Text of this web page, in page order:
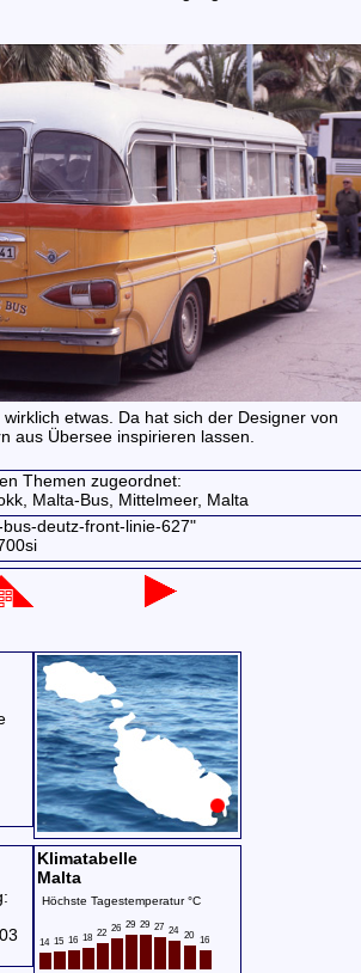
etwas. Da hat sich der Designer von
aus Übersee inspirieren lassen.
Themen zugeordnet:
Malta-Bus, Mittelmeer, Malta
deutz-front-linie-627"
Klimatabelle
Malta
Höchste Tagestemperatur °C
14 15 16 18 22 26 29 29 27 24 20 16